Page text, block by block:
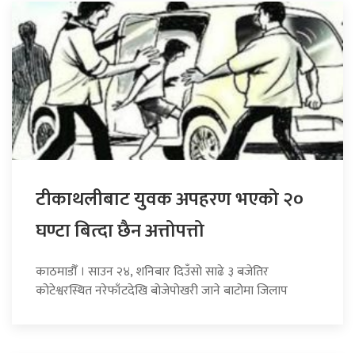
टीकाथलीबाट युवक अपहरण भएको २०
घण्टा बित्दा छैन अत्तोपत्तो
काठमाडौँ । साउन २४, शनिबार दिउँसो साढे ३ बजेतिर
कोटेश्वरस्थित नरेफाँटदेखि बोजेपोखरी जाने बाटोमा जिलाप